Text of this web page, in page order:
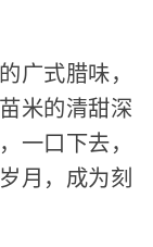
广式腊味，
米的清甜深
一口下去，
月，成为刻